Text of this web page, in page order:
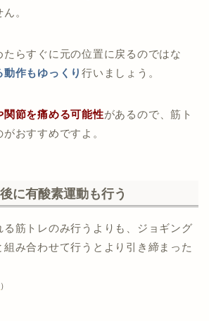
。
らすぐに元の位置に戻るのではな
動作もゆっくり行いましょう。
関節を痛める可能性があるので、筋ト
おすすめですよ。
に有酸素運動も行う
筋トレのみ行うよりも、ジョギング
み合わせて行うとより引き締まった
）